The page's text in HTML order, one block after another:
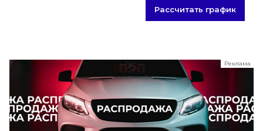
Рассчитать график
Реклама
ООО "ЛК Эволюция"
ИНН 9724016636
erid: nyi26TK8Sykg5SPCgA2w5MdVpLJdCVLW